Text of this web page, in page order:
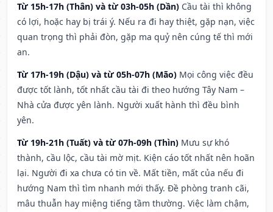
Từ 15h-17h (Thân) và từ 03h-05h (Dần) Cầu tài thì không
có lợi, hoặc hay bị trái ý. Nếu ra đi hay thiệt, gặp nạn, việc
quan trọng thì phải đòn, gặp ma quỷ nên cúng tế thì mới
an.
Từ 17h-19h (Dậu) và từ 05h-07h (Mão) Mọi công việc đều
được tốt lành, tốt nhất cầu tài đi theo hướng Tây Nam –
Nhà cửa được yên lành. Người xuất hành thì đều bình
yên.
Từ 19h-21h (Tuất) và từ 07h-09h (Thìn) Mưu sự khó
thành, cầu lộc, cầu tài mờ mịt. Kiện cáo tốt nhất nên hoãn
lại. Người đi xa chưa có tin về. Mất tiền, mất của nếu đi
hướng Nam thì tìm nhanh mới thấy. Đề phòng tranh cãi,
mâu thuẫn hay miệng tiếng tầm thường. Việc làm chậm,